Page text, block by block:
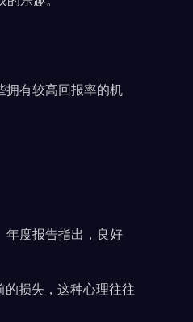
拥有较高回报率的机
年度报告指出，良好
损失，这种心理往往